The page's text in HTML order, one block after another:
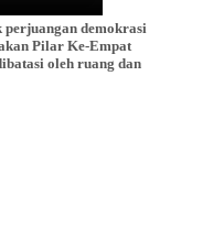
demokrasi
Pilar Ke-Empat
oleh ruang dan